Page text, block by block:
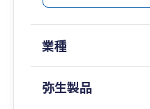
業種
弥生製品